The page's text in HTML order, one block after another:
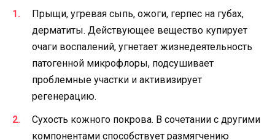
Прыщи, угревая сыпь, ожоги, герпес на губах,
дерматиты. Действующее вещество купирует
очаги воспалений, угнетает жизнедеятельность
патогенной микрофлоры, подсушивает
проблемные участки и активизирует
регенерацию.
Сухость кожного покрова. В сочетании с другими
компонентами способствует размягчению